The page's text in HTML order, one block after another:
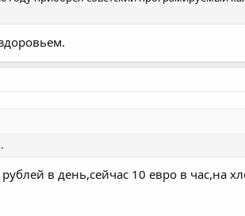
в день,сейчас 10 евро в час,на